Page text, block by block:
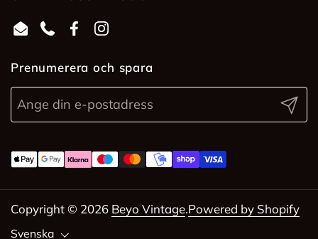
EmailPhoneFacebookInstagram
Prenumerera och spara
Skicka
Copyright © 2026 Beyo Vintage.Powered by Shopify
Språk
Svenska